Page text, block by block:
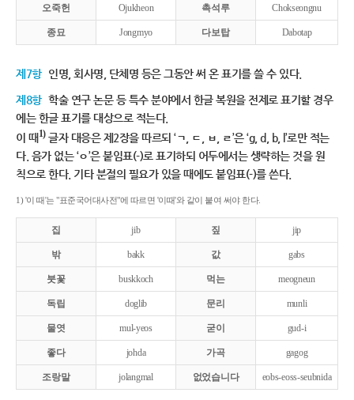
오죽헌 Ojukheon 촉석루 Chokseongnu
종묘 Jongmyo 다보탑 Dabotap
제7항 인명, 회사명, 단체명 등은 그동안 써 온 표기를 쓸 수 있다.
제8항 학술 연구 논문 등 특수 분야에서 한글 복원을 전제로 표기할 경우
에는 한글 표기를 대상으로 적는다.
이 때1)글자 대응은 제2장을 따르되 ‘ㄱ, ㄷ, ㅂ, ㄹ’은 ‘g, d, b, l’로만 적는
다. 음가 없는 ‘ㅇ’은 붙임표(-)로 표기하되 어두에서는 생략하는 것을 원
칙으로 한다. 기타 분절의 필요가 있을 때에도 붙임표(-)를 쓴다.
1) '이 때'는 "표준국어대사전"에 따르면 '이때'와 같이 붙여 써야 한다.
집 jib 짚 jip
밖 bakk 값 gabs
붓꽃 buskkoch 먹는 meogneun
독립 doglib 문리 munli
물엿 mul-yeos 굳이 gud-i
좋다 johda 가곡 gagog
조랑말 jolangmal 없었습니다 eobs-eoss-seubnida